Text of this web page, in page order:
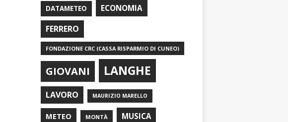
DATAMETEO ECONOMIA
FERRERO
FONDAZIONE CRC (CASSA RISPARMIO DI CUNEO)
GIOVANI LANGHE
LAVORO MAURIZIO MARELLO
METEO MONTÀ MUSICA